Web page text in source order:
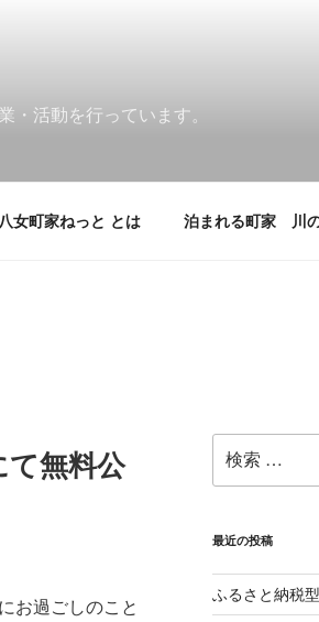
・活動を行っています。
八女町家ねっと とは 泊まれる町家 川
て無料公
お過ごしのこと
索:
最近の投稿
ふるさと納税